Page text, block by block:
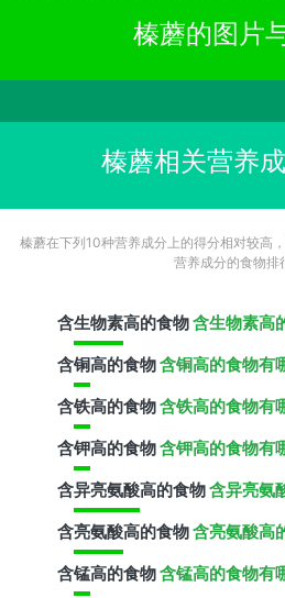
榛蘑的图片
榛蘑相关营养
榛蘑在下列10种营养成分上的得分相对较高
营养成分的食物排
含生物素高的食物含生物素高
含铜高的食物含铜高的食物有
含铁高的食物含铁高的食物有
含钾高的食物含钾高的食物有
含异亮氨酸高的食物含异亮氨
含亮氨酸高的食物含亮氨酸高
含锰高的食物含锰高的食物有